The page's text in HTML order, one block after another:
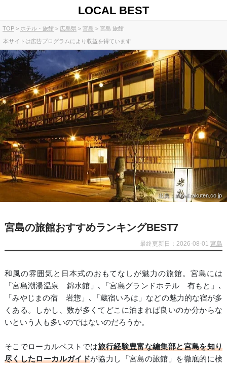
LOCAL BEST
TOP ホテル・旅館 広島県 宮島 宮島 旅館
本サイトは広告プログラムにより収益を得ています
出典：travel.rakuten.co.jp
宮島の旅館おすすめランキングBEST7
最終更新日：2026-08-01宮島
和風の雰囲気と日本式のおもてなしが魅力の旅館。宮島には
「宮島潮湯温泉 錦水館」､「宮島グランドホテル 有もと」､
「みやじまの宿 岩惣」､「蔵宿いろは」などの魅力的な宿が多
くある。しかし、数が多くてどこに泊まれば良いのか分からな
いという人も多いのではないのだろうか。
そこでローカルベストでは旅行経験豊富な編集部と宮島を知り
尽くしたローカルガイドが協力し「宮島の旅館」を徹底的に検